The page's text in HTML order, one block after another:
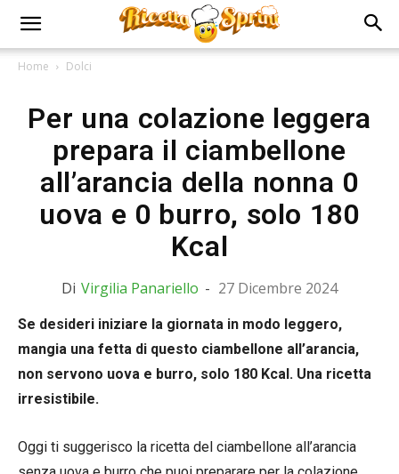
Home Dolci
Per una colazione leggera
prepara il ciambellone
all’arancia della nonna 0
uova e 0 burro, solo 180
Kcal
Di Virgilia Panariello - 27 Dicembre 2024
Se desideri iniziare la giornata in modo leggero,
mangia una fetta di questo ciambellone all’arancia,
non servono uova e burro, solo 180 Kcal. Una ricetta
irresistibile.
Oggi ti suggerisco la ricetta del ciambellone all’arancia